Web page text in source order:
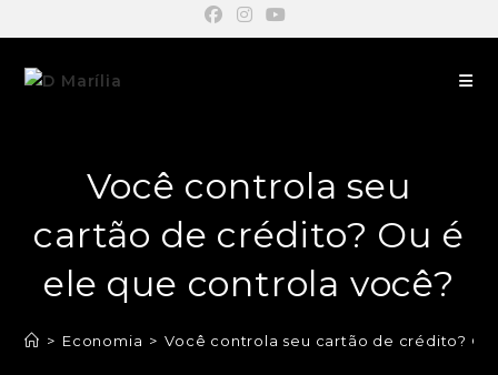
Você controla seu
cartão de crédito? Ou é
ele que controla você?
> Economia > Você controla seu cartão de crédito?